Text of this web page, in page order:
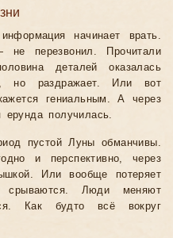
начинает врать.
не перезвонил. Прочитали
деталей оказалась
но раздражает. Или вот
гениальным. А через
получилась.
пустой Луны обманчивы.
и перспективно, через
Или вообще потеряет
срываются. Люди меняют
Как будто всё вокруг